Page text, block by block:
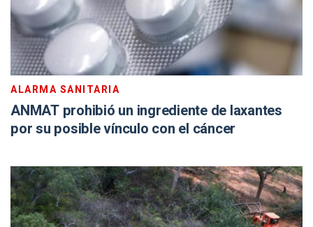
ALARMA SANITARIA
ANMAT prohibió un ingrediente de laxantes
por su posible vínculo con el cáncer